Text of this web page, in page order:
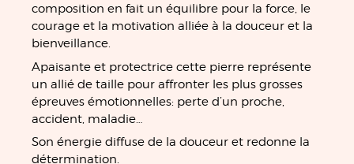
composition en fait un équilibre pour la force, le
courage et la motivation alliée à la douceur et la
bienveillance.
Apaisante et protectrice cette pierre représente
un allié de taille pour affronter les plus grosses
épreuves émotionnelles: perte d’un proche,
accident, maladie…
Son énergie diffuse de la douceur et redonne la
détermination.